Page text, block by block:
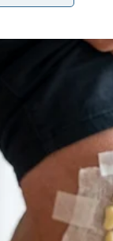
água,
inicial.
poucas
de janela ou
apropriado,
pegajosa. O
e a reduzir a